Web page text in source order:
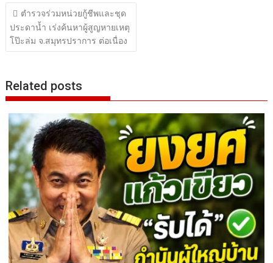
แนะแนว
เรื่อง
ตำรวจร่วมหน่วยกู้ชีพและชุด
ประดาน้ำ เร่งค้นหาผู้สูญหายเหตุ
โป๊ะล่ม จ.สมุทรปราการ ต่อเนื่อง
Related posts